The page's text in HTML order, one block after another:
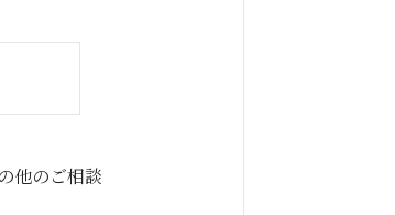
他のご相談